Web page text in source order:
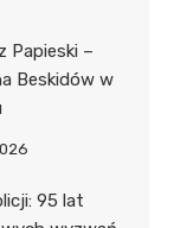
Papieski –
Beskidów w
95 lat